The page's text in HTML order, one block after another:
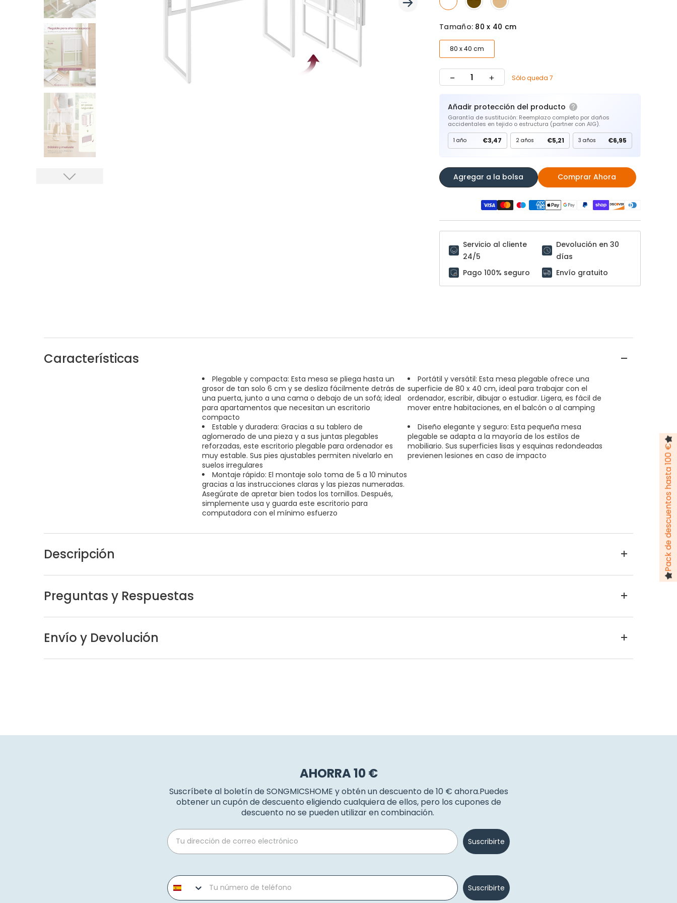
Tamaño: 80 x 40 cm
80 x 40 cm
Sólo queda 7
Añadir protección del producto
Garantía de sustitución: Reemplazo completo por daños
accidentales en tejido o estructura (partner con AIG).
1 año €3,47 2 años €5,21 3 años €6,95
Agregar a la bolsa Comprar Ahora
Servicio al cliente
24/5
Devolución en 30
días
Pago 100% seguro
Envío gratuito
Características
Plegable y compacta: Esta mesa se pliega hasta un
grosor de tan solo 6 cm y se desliza fácilmente detrás de
una puerta, junto a una cama o debajo de un sofá; ideal
para apartamentos que necesitan un escritorio
compacto
Portátil y versátil: Esta mesa plegable ofrece una
superficie de 80 x 40 cm, ideal para trabajar con el
ordenador, escribir, dibujar o estudiar. Ligera, es fácil de
mover entre habitaciones, en el balcón o al camping
Estable y duradera: Gracias a su tablero de
aglomerado de una pieza y a sus juntas plegables
reforzadas, este escritorio plegable para ordenador es
muy estable. Sus pies ajustables permiten nivelarlo en
suelos irregulares
Diseño elegante y seguro: Esta pequeña mesa
plegable se adapta a la mayoría de los estilos de
mobiliario. Sus superficies lisas y esquinas redondeadas
previenen lesiones en caso de impacto
Montaje rápido: El montaje solo toma de 5 a 10 minutos
gracias a las instrucciones claras y las piezas numeradas.
Asegúrate de apretar bien todos los tornillos. Después,
simplemente usa y guarda este escritorio para
computadora con el mínimo esfuerzo
Descripción
Preguntas y Respuestas
Envío y Devolución
AHORRA 10 €
Suscríbete al boletín de SONGMICSHOME y obtén un descuento de 10 € ahora.Puedes
obtener un cupón de descuento eligiendo cualquiera de ellos, pero los cupones de
descuento no se pueden utilizar en combinación.
Email
Suscribirte
Phone number
Suscribirte
Pack de descuentos hasta 100 €